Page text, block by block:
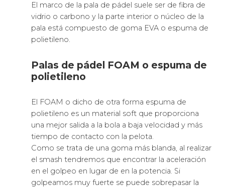
El marco de la pala de pádel suele ser de fibra de
vidrio o carbono y la parte interior o núcleo de la
pala está compuesto de goma EVA o espuma de
polietileno.
Palas de pádel FOAM o espuma de
polietileno
El FOAM o dicho de otra forma espuma de
polietileno es un material soft que proporciona
una mejor salida a la bola a baja velocidad y más
tiempo de contacto con la pelota.
Como se trata de una goma más blanda, al realizar
el smash tendremos que encontrar la aceleración
en el golpeo en lugar de en la potencia. Si
golpeamos muy fuerte se puede sobrepasar la